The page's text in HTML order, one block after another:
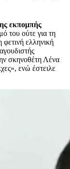
εκπομπής
του ούτε για τη
ελληνική
σκηνοθέτη Λένα
ενώ έστειλε